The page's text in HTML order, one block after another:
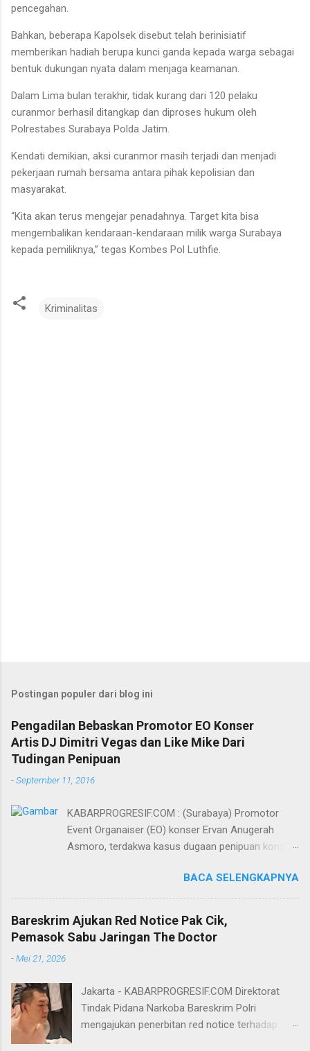
pencegahan.
Bahkan, beberapa Kapolsek disebut telah berinisiatif
memberikan hadiah berupa kunci ganda kepada warga sebagai
bentuk dukungan nyata dalam menjaga keamanan.
Dalam Lima bulan terakhir, tidak kurang dari 120 pelaku
curanmor berhasil ditangkap dan diproses hukum oleh
Polrestabes Surabaya Polda Jatim.
Kendati demikian, aksi curanmor masih terjadi dan menjadi
pekerjaan rumah bersama antara pihak kepolisian dan
masyarakat.
“Kita akan terus mengejar penadahnya. Target kita bisa
mengembalikan kendaraan-kendaraan milik warga Surabaya
kepada pemiliknya,” tegas Kombes Pol Luthfie.
Kriminalitas
Postingan populer dari blog ini
Pengadilan Bebaskan Promotor EO Konser
Artis DJ Dimitri Vegas dan Like Mike Dari
Tudingan Penipuan
-September 11, 2016
KABARPROGRESIF.COM : (Surabaya) Promotor
Event Organaiser (EO) konser Ervan Anugerah
Asmoro, terdakwa kasus dugaan penipuan konser
dari tuntutan 1,5 tahun penjara yang diajukan Jaksa
Penuntut Umum (JPU) Darwis dari Kejari Surabaya.
Oleh majelis hakim yang diketuai Sigit Sutanto SH
MH, kasus penipuan yang menjerat Ervan tersebut
dinyatakan bukan perkara pidana. Dalam
terdakwa Ervan tersebut tidak terdapat unsur
penipuan sehingga dianggap bukan merupakan
tindak pidana. Menurut majelis hakim, kasus yang
menjerat Ervan merupakan hubungan hukum
BACA SELENGKAPNYA
Bareskrim Ajukan Red Notice Pak Cik,
Pemasok Sabu Jaringan The Doctor
-Mei 21, 2026
Jakarta - KABARPROGRESIF.COM Direktorat
Tindak Pidana Narkoba Bareskrim Polri
mengajukan penerbitan red notice terhadap